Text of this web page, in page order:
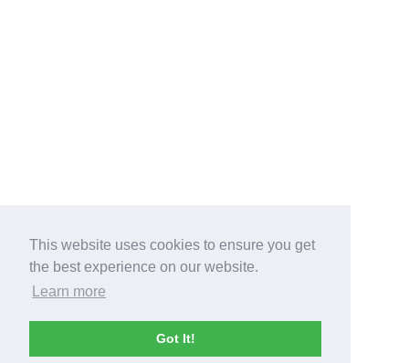
This website uses cookies to ensure you get
the best experience on our website.
Learn more
Got It!